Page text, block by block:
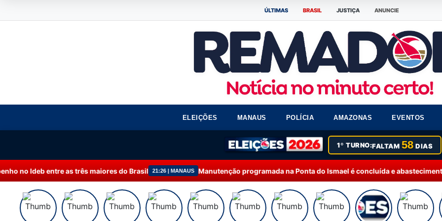
ÚLTIMAS BRASIL JUSTIÇA ANUNCIE
ELEIÇÕES MANAUS POLÍCIA AMAZONAS EVENTOS
1º TURNO:FALTAM 58 DIAS
maiores do Brasil 21:26 | MANAUS Manutenção programada na Ponta do Ismael é concluída e abastecimento começa a ser